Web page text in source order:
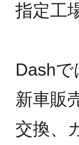
指定工
Dashで
新車販
交換、